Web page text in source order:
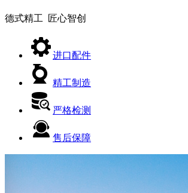
德式精工 匠心智创
进口配件
精工制造
严格检测
售后保障